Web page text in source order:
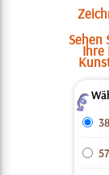
Sehen
Ihre
Z